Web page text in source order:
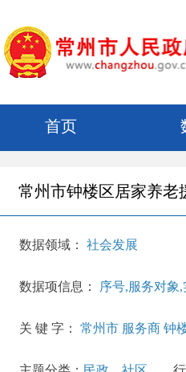
首页
常州市钟楼区居家养老
数据领域： 社会发展
数据项信息： 序号,服务对象
关 键 字： 常州市 服务商 钟